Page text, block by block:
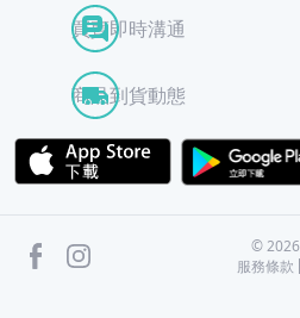
買賣即時溝通
商品到貨動態
APP Store
facebook ©2026
服務條款